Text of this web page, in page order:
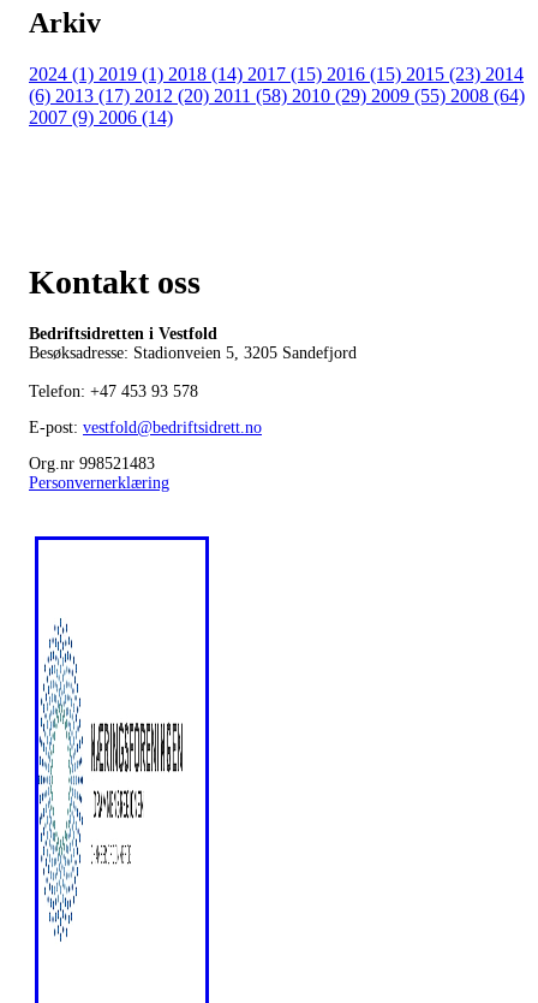
Arkiv
2024 (1) 2019 (1) 2018 (14) 2017 (15) 2016 (15) 2015 (23) 2014
(6) 2013 (17) 2012 (20) 2011 (58) 2010 (29) 2009 (55) 2008 (64)
2007 (9) 2006 (14)
Kontakt oss
Bedriftsidretten i Vestfold
Besøksadresse: Stadionveien 5, 3205 Sandefjord
Telefon: +47 453 93 578
E-post: vestfold@bedriftsidrett.no
Org.nr 998521483
Personvernerklæring